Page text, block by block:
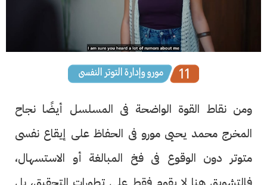
ومن نقاط القوة الواضحة فى المسلسل أيضًا نجاح
المخرج محمد يحيى مورو فى الحفاظ على إيقاع نفسى
متوتر دون الوقوع فى فخ المبالغة أو الاستسهال،